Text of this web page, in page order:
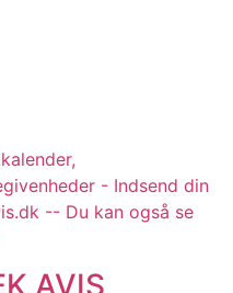
- Indsend din
-- Du kan også se
AVIS